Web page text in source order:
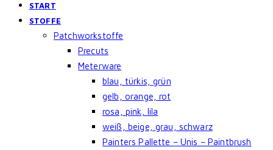
START
STOFFE
Patchworkstoffe
Precuts
Meterware
blau, türkis, grün
gelb, orange, rot
rosa, pink, lila
weiß, beige, grau, schwarz
Painters Pallette – Unis – Paintbrush